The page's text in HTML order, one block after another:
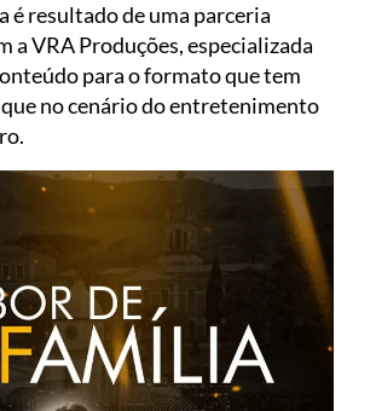
é resultado de uma parceria
a VRA Produções, especializada
para o formato que tem
no cenário do entretenimento